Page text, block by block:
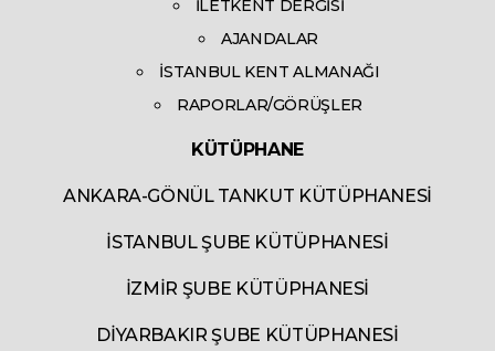
İLETKENT DERGİSİ
AJANDALAR
İSTANBUL KENT ALMANAĞI
RAPORLAR/GÖRÜŞLER
KÜTÜPHANE
ANKARA-GÖNÜL TANKUT KÜTÜPHANESİ
İSTANBUL ŞUBE KÜTÜPHANESİ
İZMİR ŞUBE KÜTÜPHANESİ
DİYARBAKIR ŞUBE KÜTÜPHANESİ